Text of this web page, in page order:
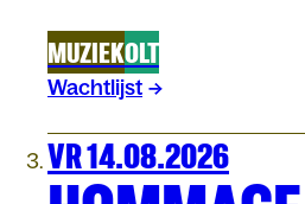
MUZIEKOLT
Wachtlijst
VR 14.08.2026